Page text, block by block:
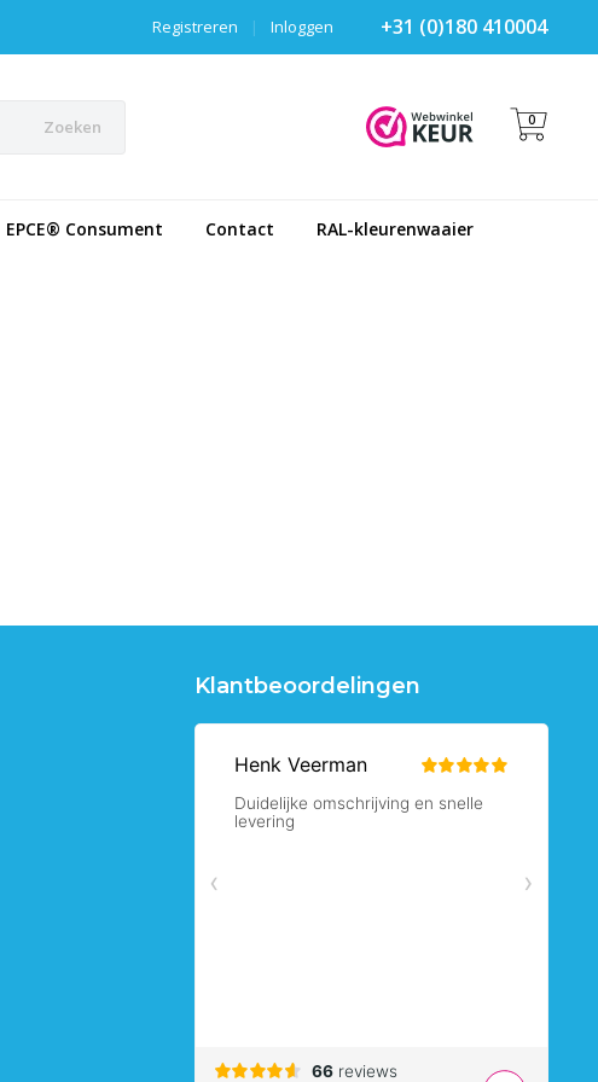
+31 (0)180 410004
Inloggen
|
Registreren
Zoeken 0
EPCE® Consument Contact RAL-kleurenwaaier
Klantbeoordelingen